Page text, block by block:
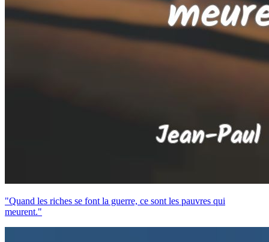
"Quand les riches se font la guerre, ce sont les pauvres qui
meurent."